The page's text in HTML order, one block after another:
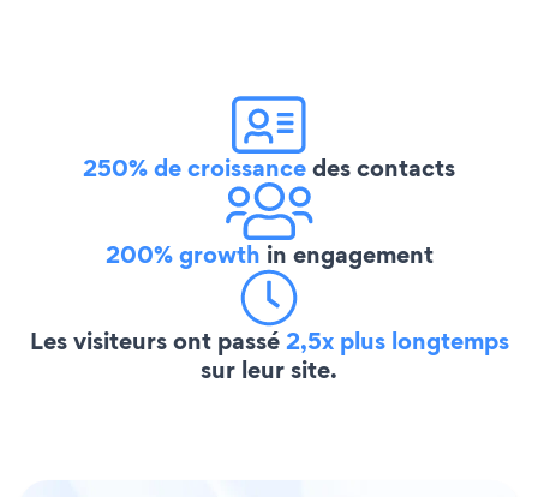
250% de croissancedes contacts
200% growth in engagement
Les visiteurs ont passé2,5x plus longtemps
sur leur site.